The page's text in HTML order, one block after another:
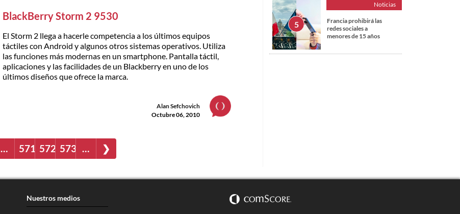
BlackBerry Storm 2 9530
El Storm 2 llega a hacerle competencia a los últimos equipos
táctiles con Android y algunos otros sistemas operativos. Utiliza
las funciones más modernas en un smartphone. Pantalla táctil,
aplicaciones y las facilidades de un Blackberry en uno de los
últimos diseños que ofrece la marca.
Alan Sefchovich
Octubre 06, 2010
… 571 572 573 … ❯
Noticias
Francia prohibirá las
redes sociales a
menores de 15 años
Nuestros medios